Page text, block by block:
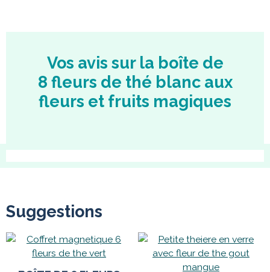
Vos avis sur la boîte de
8 fleurs de thé blanc aux
fleurs et fruits magiques
Suggestions